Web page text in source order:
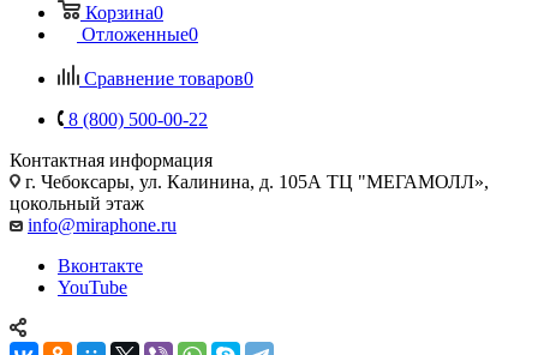
Корзина0
Отложенные0
Сравнение товаров0
8 (800) 500-00-22
Контактная информация
г. Чебоксары, ул. Калинина, д. 105А ТЦ "МЕГАМОЛЛ»,
цокольный этаж
info@miraphone.ru
Вконтакте
YouTube